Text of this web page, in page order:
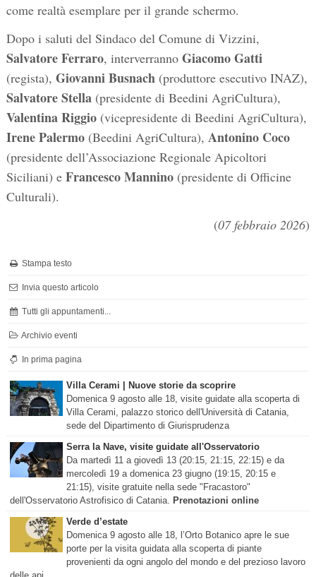
come realtà esemplare per il grande schermo.
Dopo i saluti del Sindaco del Comune di Vizzini,
Salvatore Ferraro, interverranno Giacomo Gatti
(regista), Giovanni Busnach (produttore esecutivo INAZ),
Salvatore Stella (presidente di Beedini AgriCultura),
Valentina Riggio (vicepresidente di Beedini AgriCultura),
Irene Palermo(Beedini AgriCultura), Antonino Coco
(presidente dell’Associazione Regionale Apicoltori
Siciliani) e Francesco Mannino(presidente di Officine
Culturali).
(07 febbraio 2026)
Stampa testo
Invia questo articolo
Tutti gli appuntamenti...
Archivio eventi
In prima pagina
Villa Cerami | Nuove storie da scoprire
Domenica 9 agosto alle 18, visite guidate alla scoperta di
Villa Cerami, palazzo storico dell'Università di Catania,
sede del Dipartimento di Giurisprudenza
Serra la Nave, visite guidate all'Osservatorio
Da martedì 11 a giovedì 13 (20:15, 21:15, 22:15) e da
mercoledì 19 a domenica 23 giugno (19:15, 20:15 e
21:15), visite gratuite nella sede "Fracastoro"
dell'Osservatorio Astrofisico di Catania. Prenotazioni online
Verde d’estate
Domenica 9 agosto alle 18, l’Orto Botanico apre le sue
porte per la visita guidata alla scoperta di piante
provenienti da ogni angolo del mondo e del prezioso lavoro